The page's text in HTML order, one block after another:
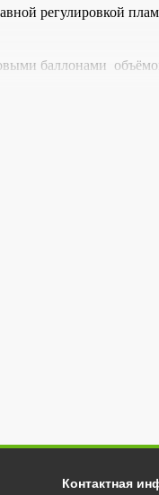
регулировкой
баллонами
Контактная